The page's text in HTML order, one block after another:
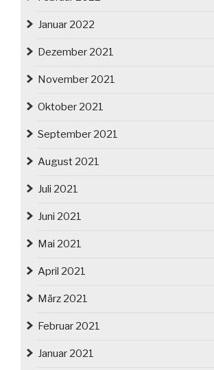
Januar 2022
Dezember 2021
November 2021
Oktober 2021
September 2021
August 2021
Juli 2021
Juni 2021
Mai 2021
April 2021
März 2021
Februar 2021
Januar 2021